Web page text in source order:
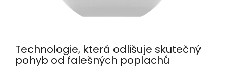
Technologie, která odlišuje skutečný
pohyb od falešných poplachů